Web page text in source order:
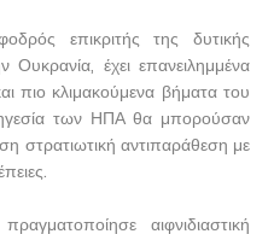
επικριτής της δυτικής
έχει επανειλημμένα
πιο κλιμακούμενα βήματα του
των ΗΠΑ θα μπορούσαν
στρατιωτική αντιπαράθεση με
αιφνιδιαστική